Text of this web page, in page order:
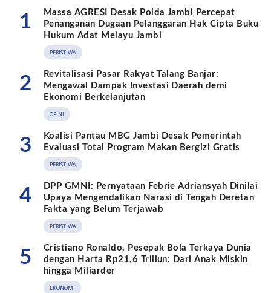
1
Massa AGRESI Desak Polda Jambi Percepat
Penanganan Dugaan Pelanggaran Hak Cipta Buku
Hukum Adat Melayu Jambi
PERISTIWA
2
Revitalisasi Pasar Rakyat Talang Banjar:
Mengawal Dampak Investasi Daerah demi
Ekonomi Berkelanjutan
OPINI
3
Koalisi Pantau MBG Jambi Desak Pemerintah
Evaluasi Total Program Makan Bergizi Gratis
PERISTIWA
4
DPP GMNI: Pernyataan Febrie Adriansyah Dinilai
Upaya Mengendalikan Narasi di Tengah Deretan
Fakta yang Belum Terjawab
PERISTIWA
5
Cristiano Ronaldo, Pesepak Bola Terkaya Dunia
dengan Harta Rp21,6 Triliun: Dari Anak Miskin
hingga Miliarder
EKONOMI